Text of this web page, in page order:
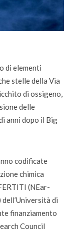
di elementi
stelle della Via
di ossigeno,
delle
anni dopo il Big
codificate
chimica
(NEar-
di
finanziamento
Council